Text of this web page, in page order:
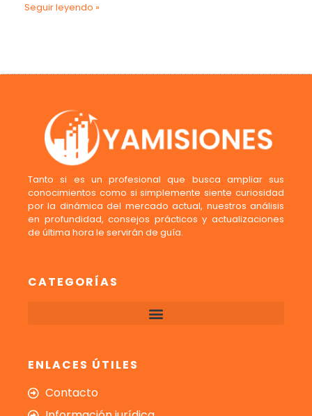
Seguir leyendo »
Tanto si es un profesional que busca ampliar sus
conocimientos como si simplemente siente curiosidad
por la dinámica del mercado actual, nuestros análisis
en profundidad, consejos prácticos y actualizaciones
de última hora le servirán de guía.
CATEGORÍAS
ENLACES ÚTILES
Contacto